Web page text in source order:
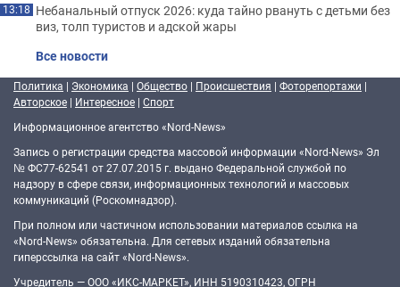
13:18 Небанальный отпуск 2026: куда тайно рвануть с детьми без
виз, толп туристов и адской жары
Все новости
Политика | Экономика | Общество | Происшествия | Фоторепортажи |
Авторское | Интересное | Спорт
Информационное агентство «Nord-News»
Запись о регистрации средства массовой информации «Nord-News» Эл
№ ФС77-62541 от 27.07.2015 г. выдано Федеральной службой по
надзору в сфере связи, информационных технологий и массовых
коммуникаций (Роскомнадзор).
При полном или частичном использовании материалов ссылка на
«Nord-News» обязательна. Для сетевых изданий обязательна
гиперссылка на сайт «Nord-News».
Учредитель — ООО «ИКС-МАРКЕТ», ИНН 5190310423, ОГРН